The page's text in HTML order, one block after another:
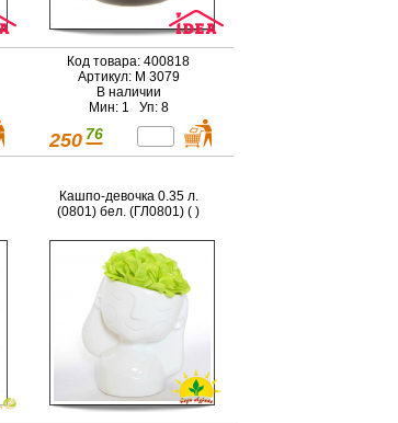
Код товара: 400818
Артикул: М 3079
В наличии
Мин: 1 Уп: 8
250 76
Кашпо-девочка 0.35 л.
(0801) бел. (ГЛ0801) ( )